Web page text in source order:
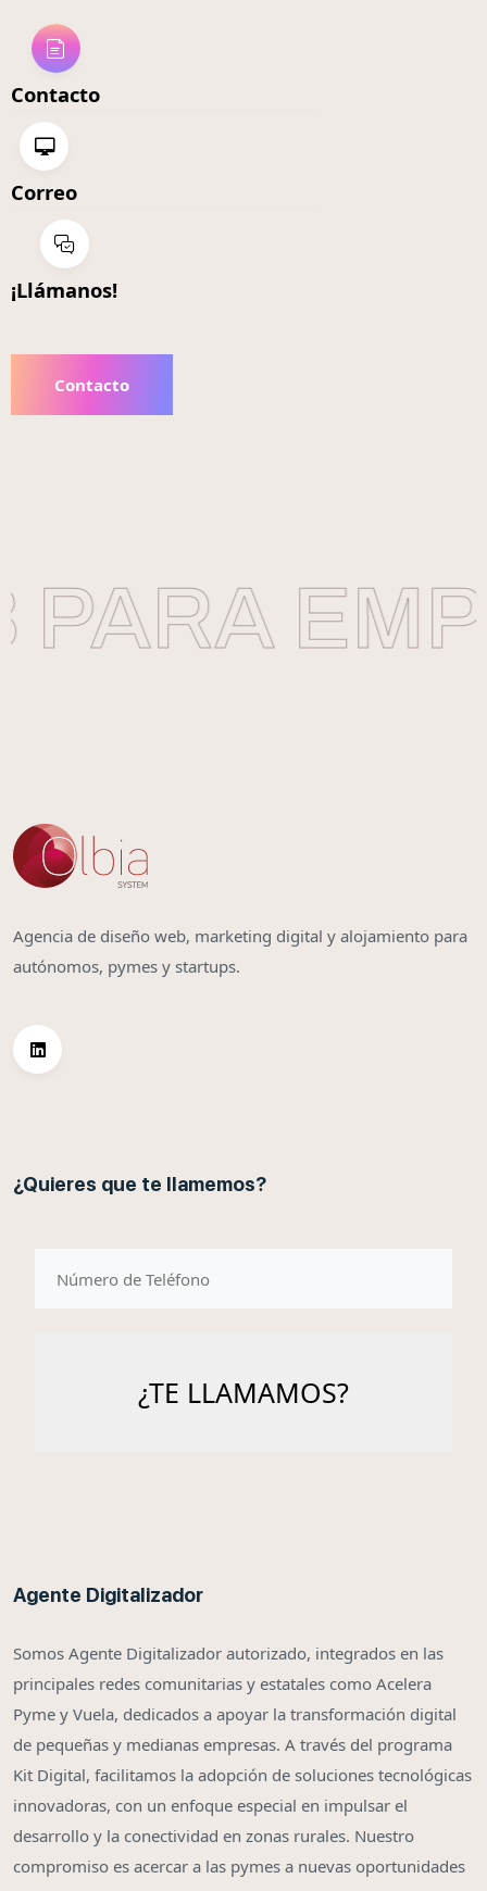
Contacto
Correo
¡Llámanos!
Contacto
Agencia de diseño web, marketing digital y alojamiento para
autónomos, pymes y startups.
¿Quieres que te llamemos?
Agente Digitalizador
Somos Agente Digitalizador autorizado, integrados en las
principales redes comunitarias y estatales como Acelera
Pyme y Vuela, dedicados a apoyar la transformación digital
de pequeñas y medianas empresas. A través del programa
Kit Digital, facilitamos la adopción de soluciones tecnológicas
innovadoras, con un enfoque especial en impulsar el
desarrollo y la conectividad en zonas rurales. Nuestro
compromiso es acercar a las pymes a nuevas oportunidades